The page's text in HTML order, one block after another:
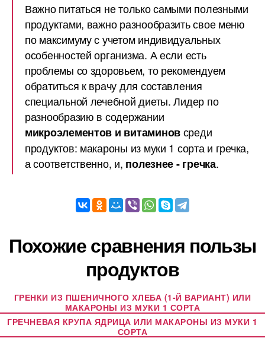
Важно питаться не только самыми полезными
продуктами, важно разнообразить свое меню
по максимуму с учетом индивидуальных
особенностей организма. А если есть
проблемы со здоровьем, то рекомендуем
обратиться к врачу для составления
специальной лечебной диеты. Лидер по
разнообразию в содержании
микроэлементов и витаминовсреди
продуктов: макароны из муки 1 сорта и гречка,
а соответственно, и, полезнее - гречка.
Похожие сравнения пользы
продуктов
ГРЕНКИ ИЗ ПШЕНИЧНОГО ХЛЕБА (1-Й ВАРИАНТ) ИЛИ
МАКАРОНЫ ИЗ МУКИ 1 СОРТА
ГРЕЧНЕВАЯ КРУПА ЯДРИЦА ИЛИ МАКАРОНЫ ИЗ МУКИ 1
СОРТА